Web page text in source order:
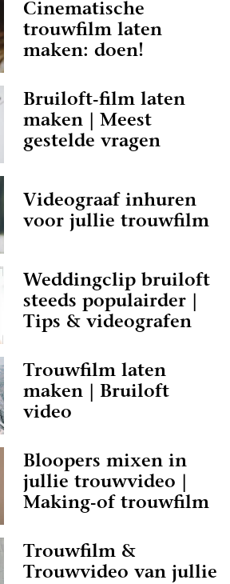
Cinematische
trouwfilm laten
maken: doen!
Bruiloft-film laten
maken | Meest
gestelde vragen
Videograaf inhuren
voor jullie trouwfilm
Weddingclip bruiloft
steeds populairder |
Tips & videografen
Trouwfilm laten
maken | Bruiloft
video
Bloopers mixen in
jullie trouwvideo |
Making-of trouwfilm
Trouwfilm &
Trouwvideo van jullie